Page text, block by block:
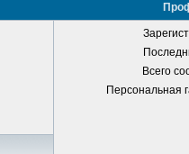
Всего
Персональная